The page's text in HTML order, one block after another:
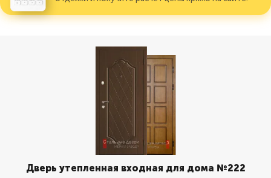
Дверь утепленная входная для дома №222